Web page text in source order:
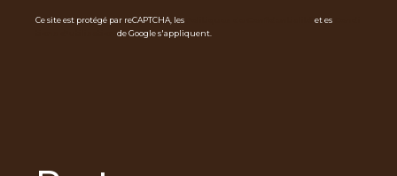
Ce site est protégé par reCAPTCHA, les et es
de Google s'appliquent.